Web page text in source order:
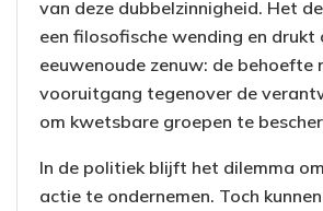
van deze dubbelzinnigheid. Het
een filosofische wending en drukt
eeuwenoude zenuw: de behoefte
vooruitgang tegenover de
om kwetsbare groepen te
In de politiek blijft het dilemma
actie te ondernemen. Toch